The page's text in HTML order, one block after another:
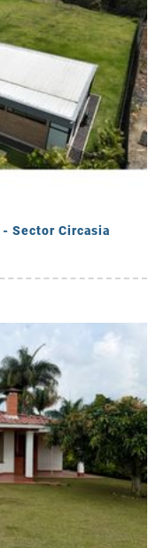
- Sector Circasia